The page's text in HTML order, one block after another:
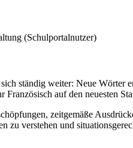
(Schulportalnutzer)
ständig weiter: Neue Wörter
auf den neuesten
zeitgemäße
zu verstehen und